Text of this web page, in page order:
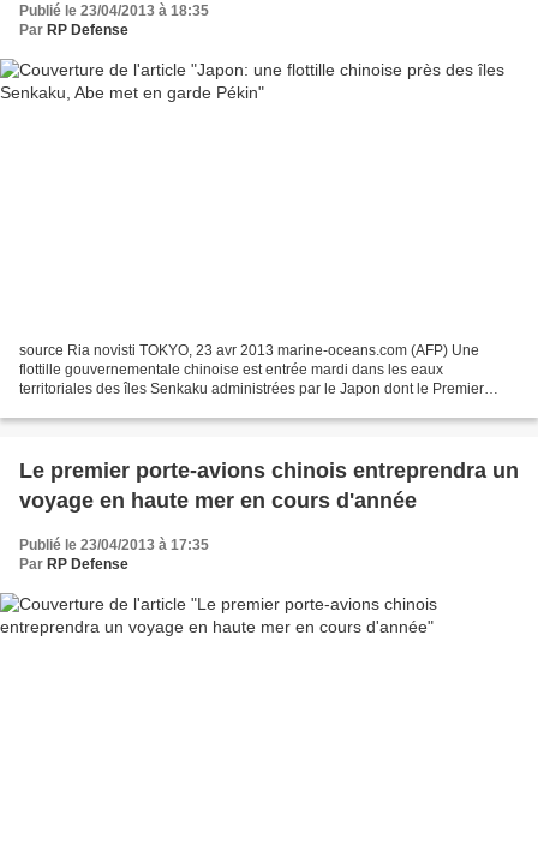
Publié le 23/04/2013 à 18:35
Par RP Defense
source Ria novisti TOKYO, 23 avr 2013 marine-oceans.com (AFP) Une
flottille gouvernementale chinoise est entrée mardi dans les eaux
territoriales des îles Senkaku administrées par le Japon dont le Premier
Le premier porte-avions chinois entreprendra un
voyage en haute mer en cours d'année
Publié le 23/04/2013 à 17:35
Par RP Defense